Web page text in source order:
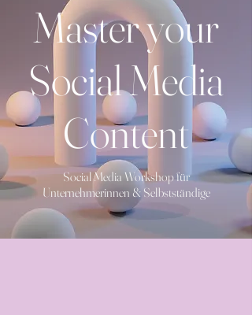
Master your
Social Media
Content
Social Media Workshop für
Unternehmerinnen & Selbstständige